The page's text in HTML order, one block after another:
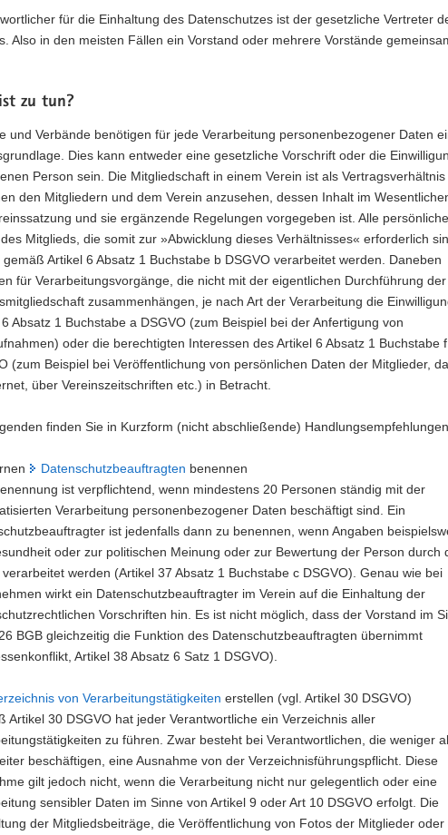
für die Einhaltung des Datenschutzes ist der gesetzliche Vertreter
Also in den meisten Fällen ein Vorstand oder mehrere Vorstände
zu tun?
und Verbände benötigen für jede Verarbeitung personenbezogener Daten
Dies kann entweder eine gesetzliche Vorschrift oder die
Person sein. Die Mitgliedschaft in einem Verein ist als Vertragsverhältnis
den Mitgliedern und dem Verein anzusehen, dessen Inhalt im
und sie ergänzende Regelungen vorgegeben ist. Alle
Mitglieds, die somit zur »Abwicklung dieses Verhältnisses« erforderlich
Artikel 6 Absatz 1 Buchstabe b DSGVO verarbeitet werden. Daneben
für Verarbeitungsvorgänge, die nicht mit der eigentlichen Durchführung der
zusammenhängen, je nach Art der Verarbeitung die
Absatz 1 Buchstabe a DSGVO (zum Beispiel bei der Anfertigung von
oder die berechtigten Interessen des Artikel 6 Absatz 1 Buchstabe f
(zum Beispiel bei Veröffentlichung von persönlichen Daten der Mitglieder,
über Vereinszeitschriften etc.) in Betracht.
finden Sie in Kurzform (nicht abschließende)
Datenschutzbeauftragten benennen
ist verpflichtend, wenn mindestens 20 Personen ständig mit der
Verarbeitung personenbezogener Daten beschäftigt sind. Ein
ist jedenfalls dann zu benennen, wenn Angaben
oder zur politischen Meinung oder zur Bewertung der Person durch
verarbeitet werden (Artikel 37 Absatz 1 Buchstabe c DSGVO). Genau wie bei
wirkt ein Datenschutzbeauftragter im Verein auf die Einhaltung der
Vorschriften hin. Es ist nicht möglich, dass der Vorstand im
BGB gleichzeitig die Funktion des Datenschutzbeauftragten übernimmt
Artikel 38 Absatz 6 Satz 1 DSGVO).
von Verarbeitungstätigkeiten erstellen (vgl. Artikel 30 DSGVO)
Artikel 30 DSGVO hat jeder Verantwortliche ein Verzeichnis aller
zu führen. Zwar besteht bei Verantwortlichen, die weniger
beschäftigen, eine Ausnahme von der Verzeichnisführungspflicht. Diese
gilt jedoch nicht, wenn die Verarbeitung nicht nur gelegentlich oder eine
sensibler Daten im Sinne von Artikel 9 oder Art 10 DSGVO erfolgt. Die
der Mitgliedsbeiträge, die Veröffentlichung von Fotos der Mitglieder oder